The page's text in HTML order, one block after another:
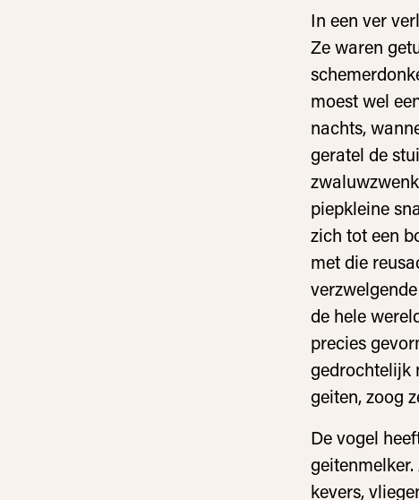
In een ver
Ze waren
moest wel
nachts,
geratel de
piepkleine
zich tot een
met die
de hele
precies
gedrochtelijk
geiten, zoog
De vogel
kevers,